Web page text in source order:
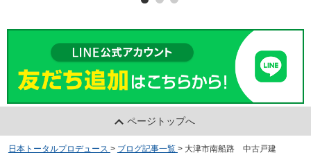
ページトップへ
日本トータルプロデュース > ブログ記事一覧 > 大津市南船路 中古戸建